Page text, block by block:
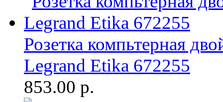
Розетка компьтерная
Legrand Etika 672255
853.00 р.